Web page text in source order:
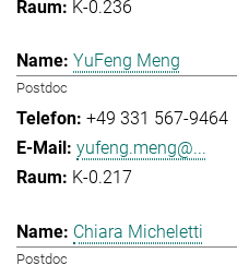
K-0.236
YuFeng Meng
Postdoc
+49 331 567-9464
yufeng.meng@...
K-0.217
Chiara Micheletti
Postdoc